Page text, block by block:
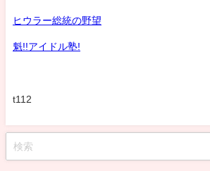
ヒウラー総統の野望
魁!!アイドル塾!
t112